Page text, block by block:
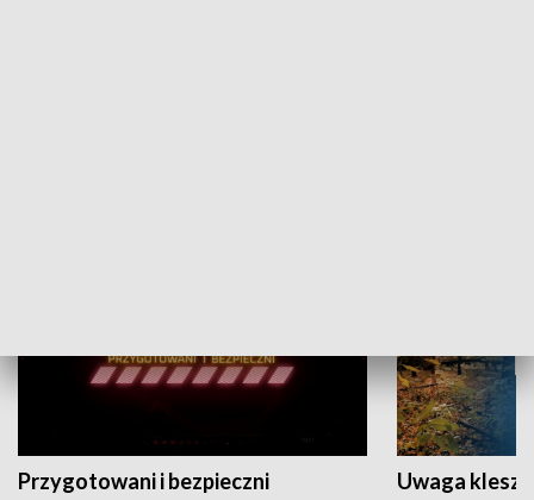
Przygotowani i bezpieczni Uwaga